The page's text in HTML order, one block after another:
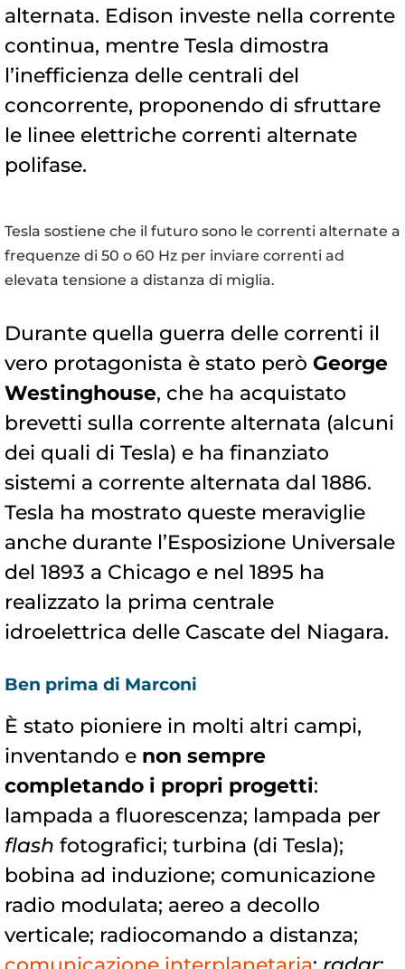
alternata. Edison investe nella corrente
continua, mentre Tesla dimostra
l’inefficienza delle centrali del
concorrente, proponendo di sfruttare
le linee elettriche correnti alternate
polifase.
Tesla sostiene che il futuro sono le correnti alternate a
frequenze di 50 o 60 Hz per inviare correnti ad
elevata tensione a distanza di miglia.
Durante quella guerra delle correnti il
vero protagonista è stato però George
Westinghouse, che ha acquistato
brevetti sulla corrente alternata (alcuni
dei quali di Tesla) e ha finanziato
sistemi a corrente alternata dal 1886.
Tesla ha mostrato queste meraviglie
anche durante l’Esposizione Universale
del 1893 a Chicago e nel 1895 ha
realizzato la prima centrale
idroelettrica delle Cascate del Niagara.
Ben prima di Marconi
È stato pioniere in molti altri campi,
inventando e non sempre
completando i propri progetti:
lampada a fluorescenza; lampada per
flash fotografici; turbina (di Tesla);
bobina ad induzione; comunicazione
radio modulata; aereo a decollo
verticale; radiocomando a distanza;